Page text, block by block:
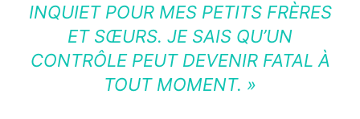
INQUIET POUR MES PETITS FRÈRES
ET SŒURS. JE SAIS QU’UN
CONTRÔLE PEUT DEVENIR FATAL À
TOUT MOMENT. »